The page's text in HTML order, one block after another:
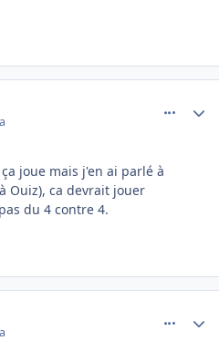
joue mais j'en ai parlé à
Ouiz), ca devrait jouer
du 4 contre 4.